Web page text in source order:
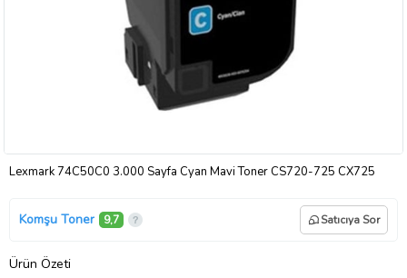
Lexmark 74C50C0 3.000 Sayfa Cyan Mavi Toner CS720-725 CX725
Komşu Toner 9,7 Satıcıya Sor
Ürün Özeti